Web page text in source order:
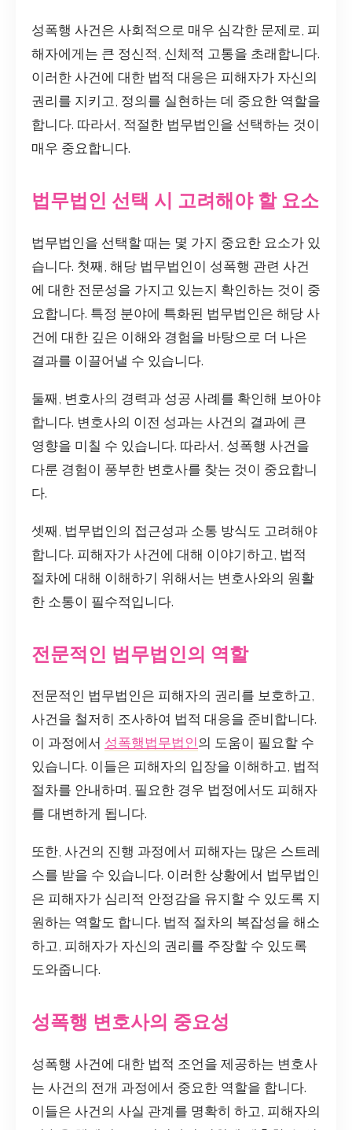
성폭행 사건은 사회적으로 매우 심각한 문제로, 피
해자에게는 큰 정신적, 신체적 고통을 초래합니다.
이러한 사건에 대한 법적 대응은 피해자가 자신의
권리를 지키고, 정의를 실현하는 데 중요한 역할을
합니다. 따라서, 적절한 법무법인을 선택하는 것이
매우 중요합니다.
법무법인 선택 시 고려해야 할 요소
법무법인을 선택할 때는 몇 가지 중요한 요소가 있
습니다. 첫째, 해당 법무법인이 성폭행 관련 사건
에 대한 전문성을 가지고 있는지 확인하는 것이 중
요합니다. 특정 분야에 특화된 법무법인은 해당 사
건에 대한 깊은 이해와 경험을 바탕으로 더 나은
결과를 이끌어낼 수 있습니다.
둘째, 변호사의 경력과 성공 사례를 확인해 보아야
합니다. 변호사의 이전 성과는 사건의 결과에 큰
영향을 미칠 수 있습니다. 따라서, 성폭행 사건을
다룬 경험이 풍부한 변호사를 찾는 것이 중요합니
다.
셋째, 법무법인의 접근성과 소통 방식도 고려해야
합니다. 피해자가 사건에 대해 이야기하고, 법적
절차에 대해 이해하기 위해서는 변호사와의 원활
한 소통이 필수적입니다.
전문적인 법무법인의 역할
전문적인 법무법인은 피해자의 권리를 보호하고,
사건을 철저히 조사하여 법적 대응을 준비합니다.
이 과정에서 성폭행법무법인의 도움이 필요할 수
있습니다. 이들은 피해자의 입장을 이해하고, 법적
절차를 안내하며, 필요한 경우 법정에서도 피해자
를 대변하게 됩니다.
또한, 사건의 진행 과정에서 피해자는 많은 스트레
스를 받을 수 있습니다. 이러한 상황에서 법무법인
은 피해자가 심리적 안정감을 유지할 수 있도록 지
원하는 역할도 합니다. 법적 절차의 복잡성을 해소
하고, 피해자가 자신의 권리를 주장할 수 있도록
도와줍니다.
성폭행 변호사의 중요성
성폭행 사건에 대한 법적 조언을 제공하는 변호사
는 사건의 전개 과정에서 중요한 역할을 합니다.
이들은 사건의 사실 관계를 명확히 하고, 피해자의